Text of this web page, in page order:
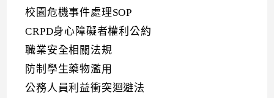
校園危機事件處理SOP
CRPD身心障礙者權利公約
職業安全相關法規
防制學生藥物濫用
公務人員利益衝突迴避法